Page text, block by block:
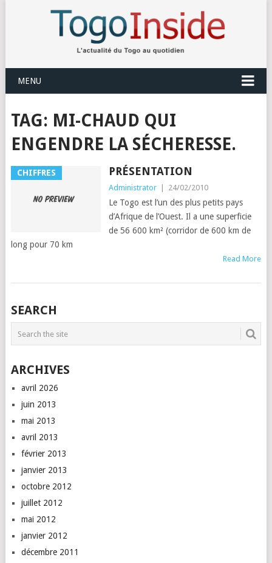
MENU
TAG: MI-CHAUD QUI
ENGENDRE LA SÉCHERESSE.
CHIFFRES PRÉSENTATION
Administrator 24/02/2010
Le Togo est l’un des plus petits pays
d’Afrique de l’Ouest. Il a une superficie
de 56 600 km² (corridor de 600 km de
long pour 70 km
Read More
SEARCH
ARCHIVES
avril 2026
juin 2013
mai 2013
avril 2013
février 2013
janvier 2013
octobre 2012
juillet 2012
mai 2012
janvier 2012
décembre 2011